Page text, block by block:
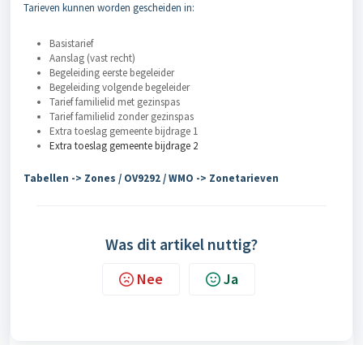
Tarieven kunnen worden gescheiden in:
Basistarief
Aanslag (vast recht)
Begeleiding eerste begeleider
Begeleiding volgende begeleider
Tarief familielid met gezinspas
Tarief familielid zondergezinspas
Extra toeslag gemeente bijdrage 1
Extra toeslag gemeente bijdrage 2
Tabellen -> Zones / OV9292 / WMO -> Zonetarieven
Was dit artikel nuttig?
Nee Ja